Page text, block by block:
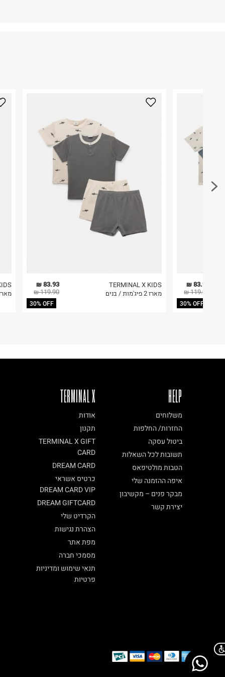
מארז 2 פיג'מות
83.93 ₪
119.90 ₪
30% OFF
TERMINAL X KIDS
מארז 2 פיג'מות / בנים
83.93 ₪
119.90 ₪
30% OFF
TERMINAL X
אודות
תקנון
TERMINAL X GIFT
CARD
DREAM CARD
כרטיס אשראי
DREAM CARD VIP
DREAM GIFTCARD
הקרדיט שלי
הצהרת נגישות
מפת אתר
מסמכי חברה
תנאי שימוש ומדיניות
פרטיות
HELP
משלוחים
החזרות/ החלפות
ביטול עסקה
תשובות לכל השאלות
הטבות מולטיפאס
איפה ההזמנה שלי
מבקר פנים – מקשיבון
יצירת קשר
Chat on WhatsApp